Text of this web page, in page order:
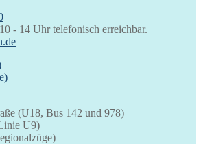
- 14 Uhr telefonisch erreichbar.
(U18, Bus 142 und 978)
U9)